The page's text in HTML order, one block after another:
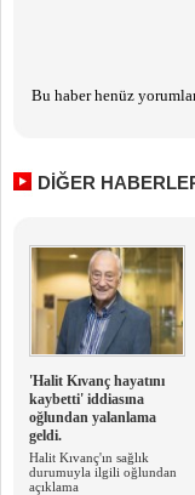
Bu haber henüz
DİĞER
'Halit Kıvanç hayatını
kaybetti' iddiasına
oğlundan yalanlama
geldi.
Halit Kıvanç'ın sağlık
durumuyla ilgili oğlundan
açıklama